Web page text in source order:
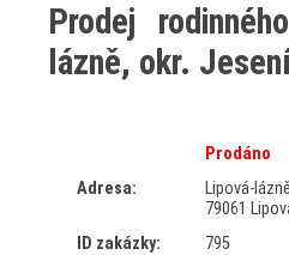
Prodej
lázně, okr.
Prodáno
Adresa:
Lipová-lázně
79061
ID zakázky:
795